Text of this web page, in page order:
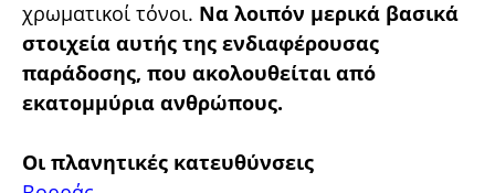
χρωματικοί τόνοι. Να λοιπόν μερικά βασικά
στοιχεία αυτής της ενδιαφέρουσας
παράδοσης, που ακολουθείται από
εκατομμύρια ανθρώπους.
Οι πλανητικές κατευθύνσεις